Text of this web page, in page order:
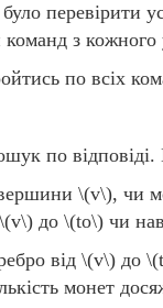
було перевірити
з кожного
по всіх
по відповіді.
\(v\), чи
\(v\) до \(to\) чи
від \(v\) до
монет